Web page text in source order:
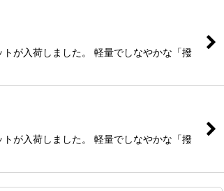
が入荷しました。 軽量でしなやかな「撥
が入荷しました。 軽量でしなやかな「撥